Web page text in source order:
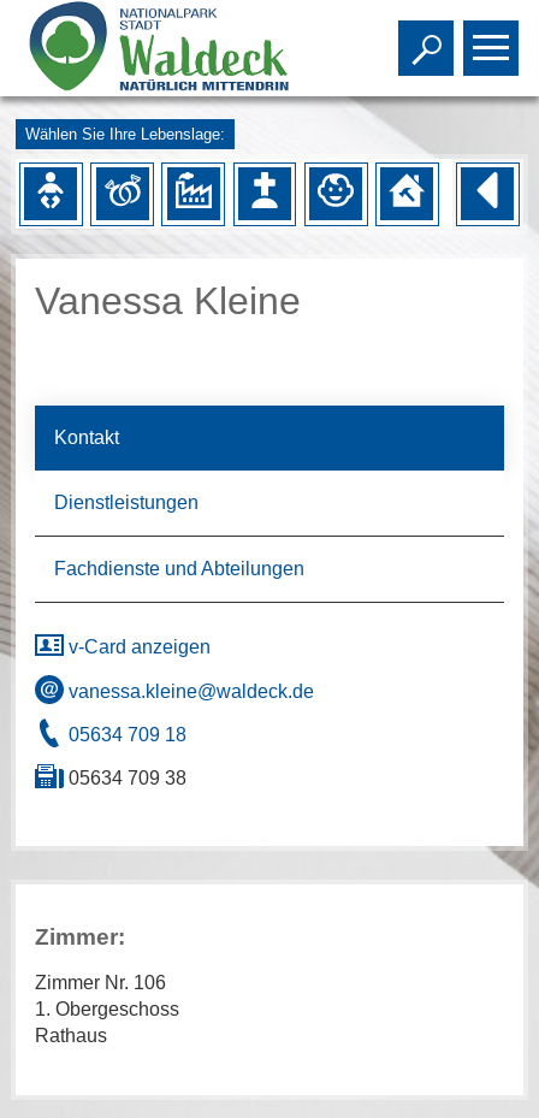
Toggle
Wählen Sie Ihre Lebenslage:
Vanessa Kleine
Kontakt
Dienstleistungen
Fachdienste und Abteilungen
v-Card anzeigen
vanessa.kleine@waldeck.de
05634 709 18
05634 709 38
Zimmer:
Zimmer Nr. 106
1. Obergeschoss
Rathaus